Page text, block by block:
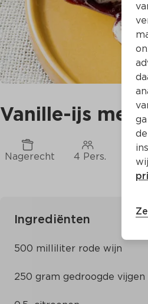
Vanille-ijs met
Nagerecht 4 Pers. Ca.
Ingrediënten